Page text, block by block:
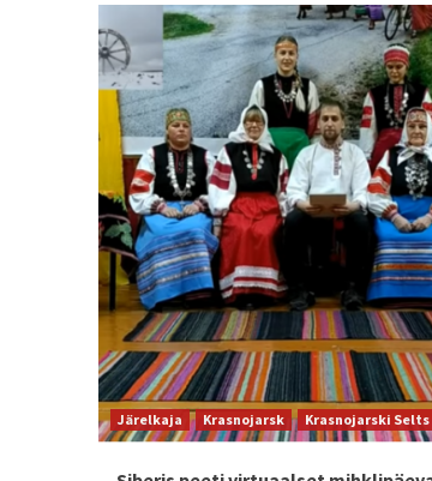
Järelkaja Krasnojarsk Krasnojarski Selts